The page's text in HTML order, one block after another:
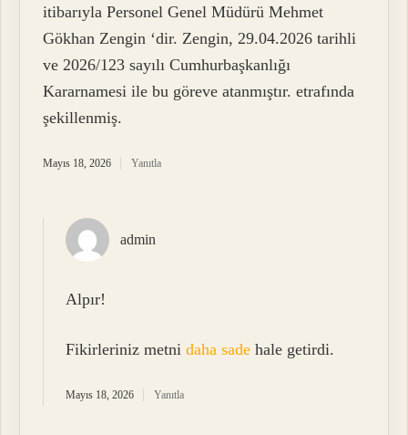
itibarıyla Personel Genel Müdürü Mehmet
Gökhan Zengin ‘dir. Zengin, 29.04.2026 tarihli
ve 2026/123 sayılı Cumhurbaşkanlığı
Kararnamesi ile bu göreve atanmıştır. etrafında
şekillenmiş.
Mayıs 18, 2026 Yanıtla
admin
Alpır!
Fikirleriniz metnidaha sade hale getirdi.
Mayıs 18, 2026 Yanıtla